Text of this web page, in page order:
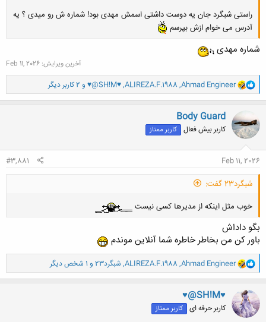
راستی شبگرد جان یه دوست داشتی اسمش مهدی بود! شماره ش رو میدی ؟ یه
آدرس می خوام ازش بپرسم
شماره مهدی
آخرین ویرایش: Feb 11, 2026
و
ا
ک
ن
ش
ه
:
Ahmad Engineer
,
ALIREZA.F.1988
,
♥@SH!M♥ و 2 کاربر دیگر
Body Guard
کاربر بیش فعال کاربر ممتاز
Feb 11, 2026
#3,881
شبگرد23 گفت:
خوب مثل اینکه از مدیرها کسی نیست
بگو داداش
باور کن من بخاطر خاطره شما آنلاین موندم
و
ا
ک
ش
ه
Ahmad Engineer
,
ALIREZA.F.1988
, شبگرد23 و 1 شخص دیگر
♥@SH!M♥
کاربر حرفه ای کاربر ممتاز